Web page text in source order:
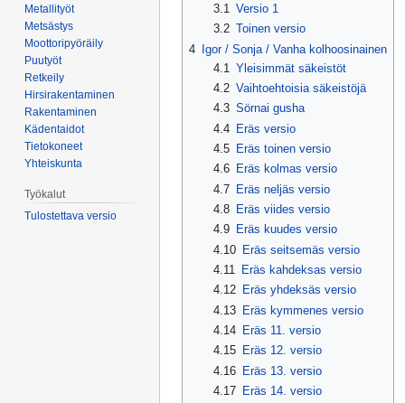
3.1
Versio 1
3.2 Toinen versio
4 Igor / Sonja / Vanha kolhoosinainen
4.1 Yleisimmät säkeistöt
4.2 Vaihtoehtoisia säkeistöjä
4.3 Sörnai gusha
4.4 Eräs versio
4.5
Eräs toinen versio
4.6
Eräs kolmas versio
4.7 Eräs neljäs versio
4.8
Eräs viides versio
4.9
Eräs kuudes versio
4.10 Eräs seitsemäs versio
4.11
Eräs kahdeksas versio
4.12
Eräs yhdeksäs versio
4.13 Eräs kymmenes versio
4.14
Eräs 11. versio
4.15
Eräs 12. versio
4.16 Eräs 13. versio
4.17
Eräs 14. versio
Metallityöt
Metsästys
Moottoripyöräily
Puutyöt
Retkeily
Hirsirakentaminen
Rakentaminen
Kädentaidot
Tietokoneet
Yhteiskunta
Työkalut
Tulostettava versio